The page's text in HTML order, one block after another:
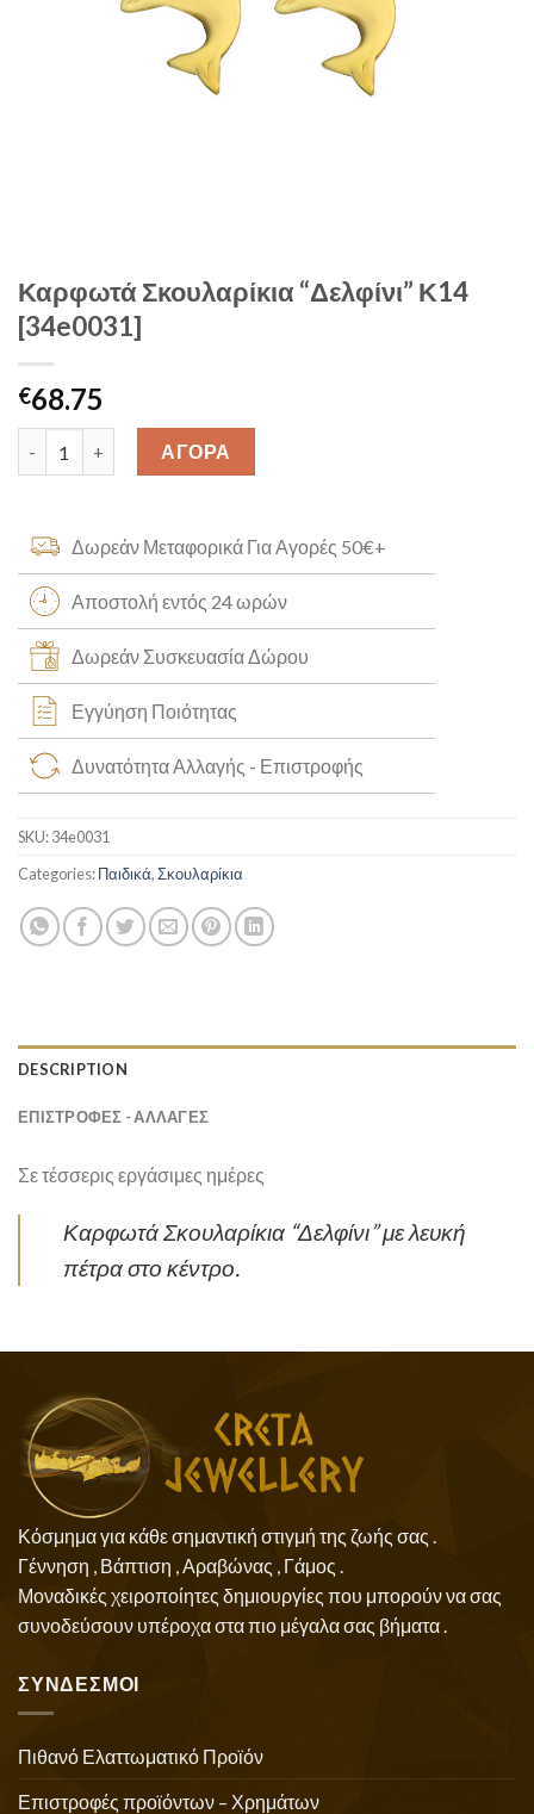
Καρφωτά Σκουλαρίκια “Δελφίνι” Κ14
[34e0031]
€68.75
Καρφωτά Σκουλαρίκια "Δελφίνι" Κ14 [34e0031] quantity
ΑΓΟΡΑ
Δωρεάν Μεταφορικά Για Αγορές 50€+
Αποστολή εντός 24 ωρών
Δωρεάν Συσκευασία Δώρου
Εγγύηση Ποιότητας
Δυνατότητα Αλλαγής - Επιστροφής
SKU:34e0031
Categories:Παιδικά,Σκουλαρίκια
DESCRIPTION
ΕΠΙΣΤΡΟΦΕΣ - ΑΛΛΑΓΕΣ
Σε τέσσερις εργάσιμες ημέρες
Καρφωτά Σκουλαρίκια “Δελφίνι” με λευκή
πέτρα στο κέντρο.
Κόσμημα για κάθε σημαντική στιγμή της ζωής σας .
Γέννηση , Βάπτιση , Αραβώνας , Γάμος .
Μοναδικές χειροποίητες δημιουργίες που μπορούν να σας
συνοδεύσουν υπέροχα στα πιο μέγαλα σας βήματα .
ΣΥΝΔΕΣΜΟΙ
Πιθανό Ελαττωματικό Προϊόν
Επιστροφές προϊόντων – Χρημάτων